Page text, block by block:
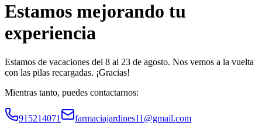
Estamos mejorando tu
experiencia
Estamos de vacaciones del 8 al 23 de agosto. Nos vemos a la vuelta
con las pilas recargadas. ¡Gracias!
Mientras tanto, puedes contactarnos:
915214071
farmaciajardines11@gmail.com